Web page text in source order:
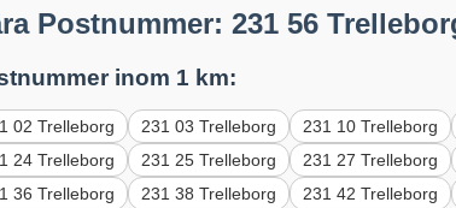
Postnummer: 231 56
inom 1 km:
02 Trelleborg 231 03 Trelleborg 231 10 Trelleborg
24 Trelleborg
231 25 Trelleborg 231 27 Trelleborg
36 Trelleborg
231 38 Trelleborg 231 42 Trelleborg